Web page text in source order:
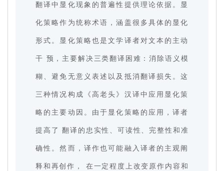
翻译中显化现象的普遍性提供理论依据。显
化策略作为统称术语，涵盖很多具体的显化
形式。显化策略也是文学译者对文本的主动
干 预，主要解决三类翻译困难：消除语义模
糊、避免无意义表述以及抵消翻译损失。这
三种情况构成《高老头》汉译中应用显化策
略的主要动因。由于显化策略的应用，译者
提高了 翻译的忠实性、可读性、完整性和准
确性。然而，译作也可能融入译者的主观阐
释和再创作， 在一定程度上改变原作内容和